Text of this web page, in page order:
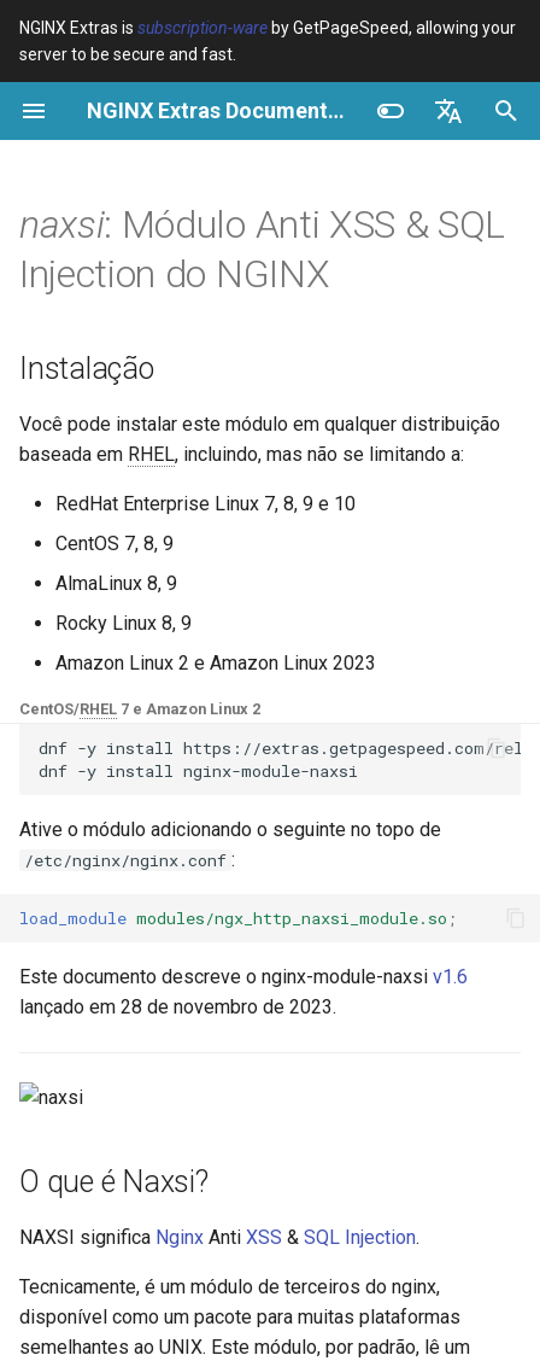
NGINX Extras is subscription-ware by GetPageSpeed, allowing your
server to be secure and fast.
NGINX Extras Documentation
Español
中文
I
n
i
z
a
Variables $bot_name
$bot_producer
$browser_name
$browser_version
$device_type
$is_console
$is_desktop
$is_wearable
$os_family
$os_name
Examples
Directives geoip2
geoip2_proxy
Examples
O que é Naxsi?
Por que é diferente?
Documentação
Suporte
Planos futuros
GitHub
acme
ada
aws-sdk
balancer
base-encoding
cache
consul-event
cookie
core
cors
ctxdump
dns-server
dns
etcd
exec
Cache
Desempenho
Segurança
RHEL/CentOS
NGINX-MOD - NGINX
saúde para RHEL
Servidor Web Tengine -
Instalar no RHEL, CentOS e
Módulos NGINX para o Painel
de Controle Plesk - Pacotes
Módulos NGINX do cPanel
em uma Potência de
Desempenho e Segurança
QUIC - Pacotes RPM para
RHEL e CentOS
Angie Web Server - Instalar
Linux e AlmaLinux
naxsi: Módulo Anti XSS & SQL
Injection do NGINX
Instalação
Você pode instalar este módulo em qualquer distribuição
baseada em RHEL, incluindo, mas não se limitando a:
RedHat Enterprise Linux 7, 8, 9 e 10
CentOS 7, 8, 9
AlmaLinux 8, 9
Rocky Linux 8, 9
Amazon Linux 2 e Amazon Linux 2023
CentOS/RHEL 7 e Amazon Linux 2
dnf -y install
https://extras.getpagespeed.com/
dnf -y install
Ative o módulo adicionando o seguinte no topo de
/etc/nginx/nginx.conf :
load_module modules/ngx_http_naxsi_module.so ;
Este documento descreve o nginx-module-naxsi v1.6
lançado em 28 de novembro de 2023.
O que é Naxsi?
NAXSI significa Nginx Anti XSS & SQL Injection.
Tecnicamente, é um módulo de terceiros do nginx,
disponível como um pacote para muitas plataformas
semelhantes ao UNIX. Este módulo, por padrão, lê um